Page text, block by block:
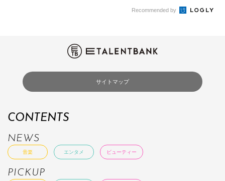
Recommended by
サイトマップ
CONTENTS
NEWS
音楽 エンタメ ビューティー
PICKUP